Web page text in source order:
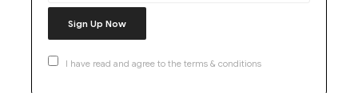
I have read and agree to the terms & conditions